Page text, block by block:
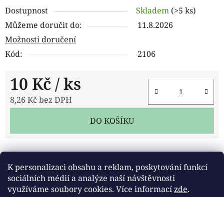
K personalizaci obsahu a reklam, poskytování funkcí
sociálních médií a analýze naší návštěvnosti
využíváme soubory cookies. Více informacízde.
Dostupnost Skladem (>5 ks)
Můžeme doručit do:
11.8.2026
Možnosti doručení
Kód:
2106
10 Kč / ks
8,26 Kč bez DPH
DO KOŠÍKU